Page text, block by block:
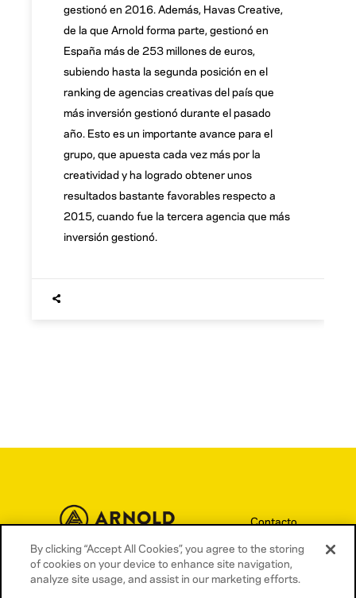
gestionó en 2016. Además, Havas Creative,
de la que Arnold forma parte, gestionó en
España más de 253 millones de euros,
subiendo hasta la segunda posición en el
ranking de agencias creativas del país que
más inversión gestionó durante el pasado
año. Esto es un importante avance para el
grupo, que apuesta cada vez más por la
creatividad y ha logrado obtener unos
resultados bastante favorables respecto a
2015, cuando fue la tercera agencia que más
inversión gestionó.
Contacto
Términos y condiciones
Política de privacidad
By clicking “Accept All Cookies”, you agree to the storing
of cookies on your device to enhance site navigation,
analyze site usage, and assist in our marketing efforts.